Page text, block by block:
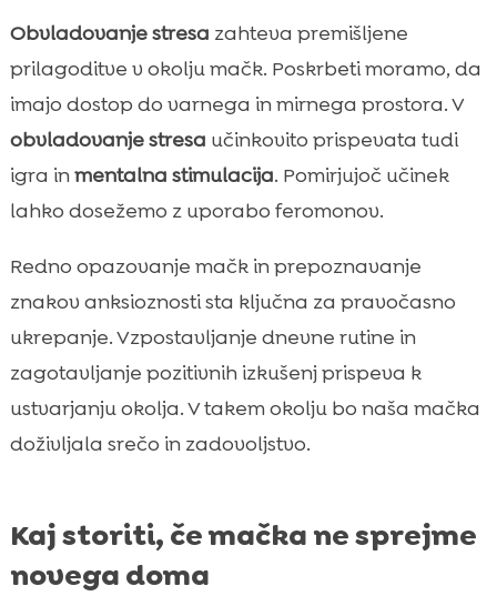
Obvladovanje stresa zahteva premišljene
prilagoditve v okolju mačk. Poskrbeti moramo, da
imajo dostop do varnega in mirnega prostora. V
obvladovanje stresa učinkovito prispevata tudi
igra inmentalna stimulacija. Pomirjujoč učinek
lahko dosežemo z uporabo feromonov.
Redno opazovanje mačk in prepoznavanje
znakov anksioznosti sta ključna za pravočasno
ukrepanje. Vzpostavljanje dnevne rutine in
zagotavljanje pozitivnih izkušenj prispeva k
ustvarjanju okolja. V takem okolju bo naša mačka
doživljala srečo in zadovoljstvo.
Kaj storiti, če mačka ne sprejme
novega doma